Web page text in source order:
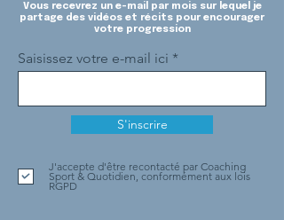
Vous recevrez un e-mail par mois sur lequel je
partage des vidéos et récits pour encourager
votre progression
Saisissez votre e-mail ici
S'inscrire
J'accepte d'être recontacté par Coaching
Sport & Quotidien, conformément aux lois
RGPD